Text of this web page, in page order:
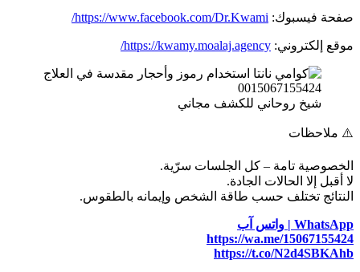
صفحة فيسبوك: https://www.facebook.com/Dr.Kwami/
موقع إلكتروني: https://kwamy.moalaj.agency/
شيخ روحاني للكشف مجاني
⚠️ ملاحظات
الخصوصية تامة – كل الجلسات سرّية.
لا أقبل إلا الحالات الجادة.
النتائج تختلف حسب طاقة الشخص وإيمانه بالطقوس.
WhatsApp | واتس آب
https://wa.me/15067155424
https://t.co/N2d4SBKAhb